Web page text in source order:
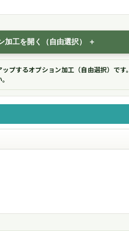
加工を開く（自由選択）
プするオプション加工（自由選択）です。